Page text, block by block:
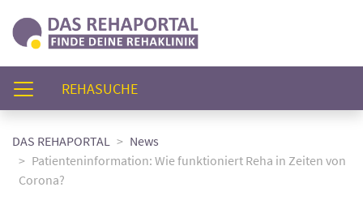
REHASUCHE(AKTUELL)
DAS REHAPORTAL
News
Patienteninformation: Wie funktioniert Reha in Zeiten von
Corona?